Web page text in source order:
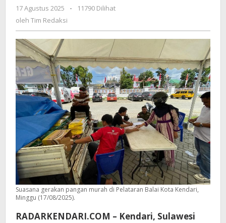
Bantu
Masyarakat
Selama
7
Hari
17 Agustus 2025
oleh
-
11790 Dilihat
oleh Tim Redaksi
Suasana gerakan pangan murah di Pelataran Balai Kota Kendari,
Minggu (17/08/2025).
RADARKENDARI.COM – Kendari, Sulawesi